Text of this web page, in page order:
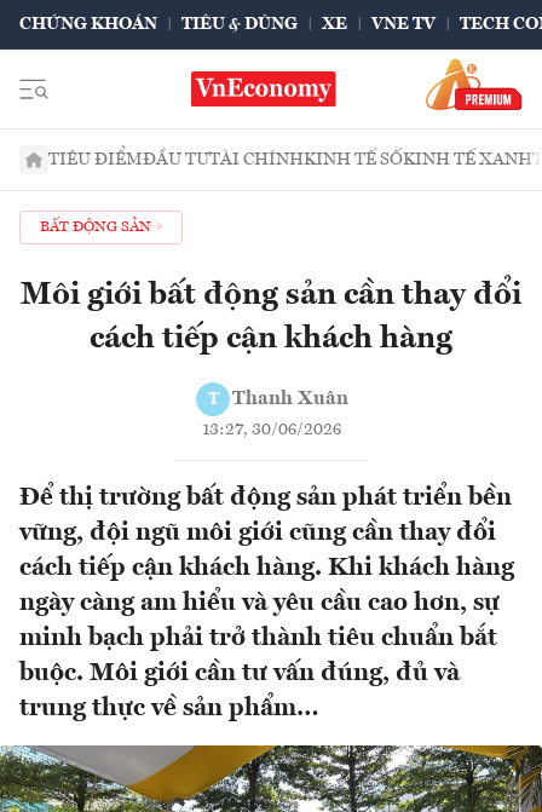
CHỨNG KHOÁN TIÊU & DÙNG XE VNE TV TECH
TIÊU ĐIỂMĐẦU TƯTÀI CHÍNHKINH TẾ SỐKINH TẾ XANH
BẤT ĐỘNG SẢN
Môi giới bất động sản cần thay đổi
cách tiếp cận khách hàng
T Thanh Xuân
13:27, 30/06/2026
Để thị trường bất động sản phát triển bền
vững, đội ngũ môi giới cũng cần thay đổi
cách tiếp cận khách hàng. Khi khách hàng
ngày càng am hiểu và yêu cầu cao hơn, sự
minh bạch phải trở thành tiêu chuẩn bắt
buộc. Môi giới cần tư vấn đúng, đủ và
trung thực về sản phẩm…